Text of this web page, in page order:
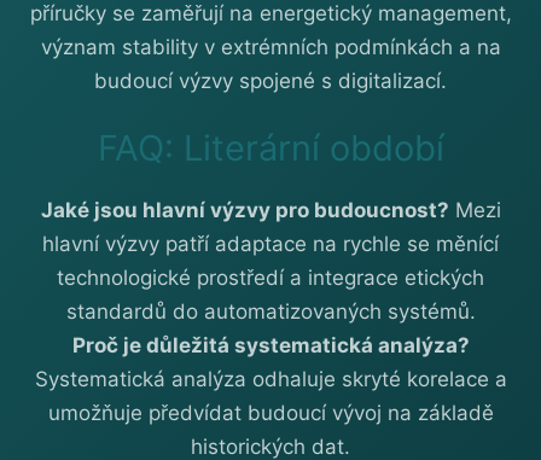
příručky se zaměřují na energetický management,
význam stability v extrémních podmínkách a na
budoucí výzvy spojené s digitalizací.
FAQ: Literární období
Jaké jsou hlavní výzvy pro budoucnost? Mezi
hlavní výzvy patří adaptace na rychle se měnící
technologické prostředí a integrace etických
standardů do automatizovaných systémů.
Proč je důležitá systematická analýza?
Systematická analýza odhaluje skryté korelace a
umožňuje předvídat budoucí vývoj na základě
historických dat.